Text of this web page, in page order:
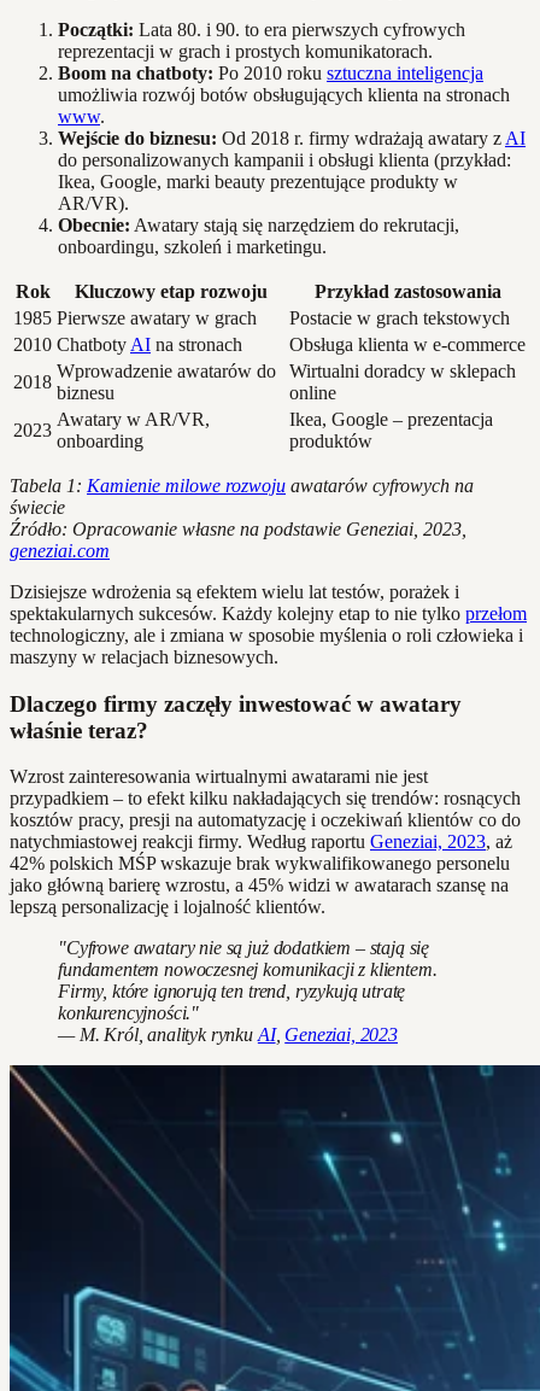
Początki: Lata 80. i 90. to era pierwszych cyfrowych
reprezentacji w grach i prostych komunikatorach.
Boom na chatboty: Po 2010 roku sztuczna inteligencja
umożliwia rozwój botów obsługujących klienta na stronach
www.
Wejście do biznesu: Od 2018 r. firmy wdrażają awatary z AI
do personalizowanych kampanii i obsługi klienta (przykład:
Ikea, Google, marki beauty prezentujące produkty w
AR/VR).
Obecnie: Awatary stają się narzędziem do rekrutacji,
onboardingu, szkoleń i marketingu.
Rok Kluczowy etap rozwoju
Przykład zastosowania
1985 Pierwsze awatary w grach
Postacie w grach tekstowych
2010 Chatboty AI na stronach
Obsługa klienta w e-commerce
2018
Wprowadzenie awatarów do
biznesu
Wirtualni doradcy w sklepach
online
2023
Awatary w AR/VR,
onboarding
Ikea, Google – prezentacja
produktów
Tabela 1: Kamienie milowe rozwoju awatarów cyfrowych na
świecie
Źródło: Opracowanie własne na podstawie Geneziai, 2023,
geneziai.com
Dzisiejsze wdrożenia są efektem wielu lat testów, porażek i
spektakularnych sukcesów. Każdy kolejny etap to nie tylko przełom
technologiczny, ale i zmiana w sposobie myślenia o roli człowieka i
maszyny w relacjach biznesowych.
Dlaczego firmy zaczęły inwestować w awatary
właśnie teraz?
Wzrost zainteresowania wirtualnymi awatarami nie jest
przypadkiem – to efekt kilku nakładających się trendów: rosnących
kosztów pracy, presji na automatyzację i oczekiwań klientów co do
natychmiastowej reakcji firmy. Według raportu Geneziai, 2023, aż
42% polskich MŚP wskazuje brak wykwalifikowanego personelu
jako główną barierę wzrostu, a 45% widzi w awatarach szansę na
lepszą personalizację i lojalność klientów.
"Cyfrowe awatary nie są już dodatkiem – stają się
fundamentem nowoczesnej komunikacji z klientem.
Firmy, które ignorują ten trend, ryzykują utratę
konkurencyjności."
— M. Król, analityk rynku AI, Geneziai, 2023